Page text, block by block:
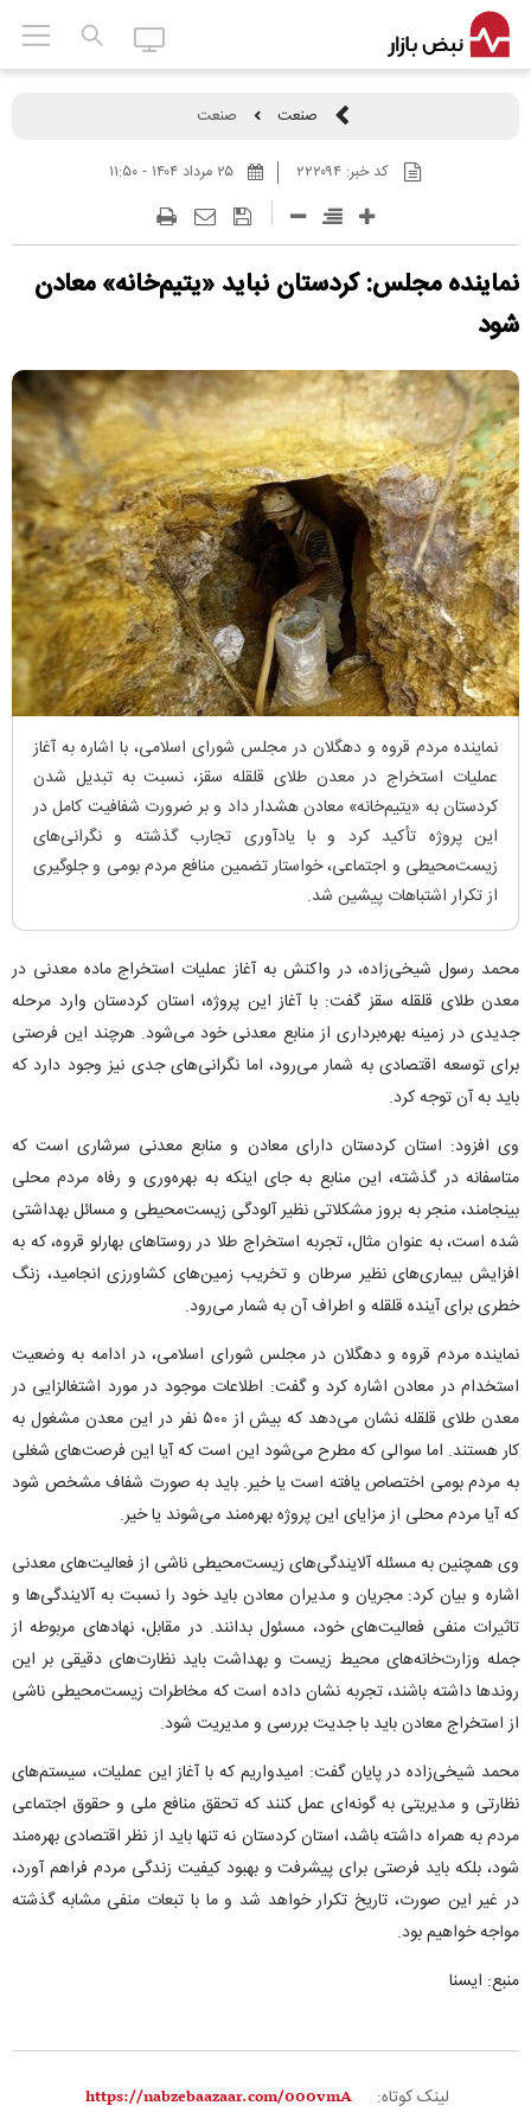
صنعت صنعت
کد خبر: ۲۲۲۰۹۴
نماینده مجلس: کردستان نباید «یتیم‌خانه» معادن
شود
نماینده مردم قروه و دهگلان در مجلس شورای اسلامی، با اشاره به آغاز
عملیات استخراج در معدن طلای قلقله سقز، نسبت به تبدیل شدن
کردستان به «یتیم‌خانه» معادن هشدار داد و بر ضرورت شفافیت کامل در
این پروژه تأکید کرد و با یادآوری تجارب گذشته و نگرانی‌های
زیست‌محیطی و اجتماعی، خواستار تضمین منافع مردم بومی و جلوگیری
از تکرار اشتباهات پیشین شد.
محمد رسول شیخی‌زاده، در واکنش به آغاز عملیات استخراج ماده معدنی در
معدن طلای قلقله سقز گفت: با آغاز این پروژه، استان کردستان وارد مرحله
جدیدی در زمینه بهره‌برداری از منابع معدنی خود می‌شود. هرچند این فرصتی
برای توسعه اقتصادی به شمار می‌رود، اما نگرانی‌های جدی نیز وجود دارد که
باید به آن توجه کرد.
وی افزود: استان کردستان دارای معادن و منابع معدنی سرشاری است که
متاسفانه در گذشته، این منابع به جای اینکه به بهره‌وری و رفاه مردم محلی
بینجامند، منجر به بروز مشکلاتی نظیر آلودگی زیست‌محیطی و مسائل بهداشتی
شده است، به عنوان مثال، تجربه استخراج طلا در روستاهای بهارلو قروه، که به
افزایش بیماری‌های نظیر سرطان و تخریب زمین‌های کشاورزی انجامید، زنگ
خطری برای آینده قلقله و اطراف آن به شمار می‌رود.
نماینده مردم قروه و دهگلان در مجلس شورای اسلامی، در ادامه به وضعیت
استخدام در معادن اشاره کرد و گفت: اطلاعات موجود در مورد اشتغالزایی در
معدن طلای قلقله نشان می‌دهد که بیش از ۵۰۰ نفر در این معدن مشغول به
کار هستند. اما سوالی که مطرح می‌شود این است که آیا این فرصت‌های شغلی
به مردم بومی اختصاص یافته‌ است یا خیر. باید به صورت شفاف مشخص شود
که آیا مردم محلی از مزایای این پروژه بهره‌مند می‌شوند یا خیر.
وی همچنین به مسئله آلایندگی‌های زیست‌محیطی ناشی از فعالیت‌های معدنی
اشاره و بیان کرد: مجریان و مدیران معادن باید خود را نسبت به آلایندگی‌ها و
تاثیرات منفی فعالیت‌های خود، مسئول بدانند. در مقابل، نهادهای مربوطه از
جمله وزارت‌خانه‌های محیط زیست و بهداشت باید نظارت‌های دقیقی بر این
روندها داشته باشند، تجربه نشان داده است که مخاطرات زیست‌محیطی ناشی
از استخراج معادن باید با جدیت بررسی و مدیریت شود.
محمد شیخی‌زاده در پایان گفت: امیدواریم که با آغاز این عملیات، سیستم‌های
نظارتی و مدیریتی به گونه‌ای عمل کنند که تحقق منافع ملی و حقوق اجتماعی
مردم به همراه داشته باشد، استان کردستان نه تنها باید از نظر اقتصادی بهره‌مند
شود، بلکه باید فرصتی برای پیشرفت و بهبود کیفیت زندگی مردم فراهم آورد،
در غیر این صورت، تاریخ تکرار خواهد شد و ما با تبعات منفی مشابه گذشته
مواجه خواهیم بود.
منبع: ایسنا
لینک کوتاه: